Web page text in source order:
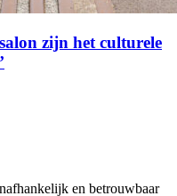
zijn het culturele
en betrouwbaar